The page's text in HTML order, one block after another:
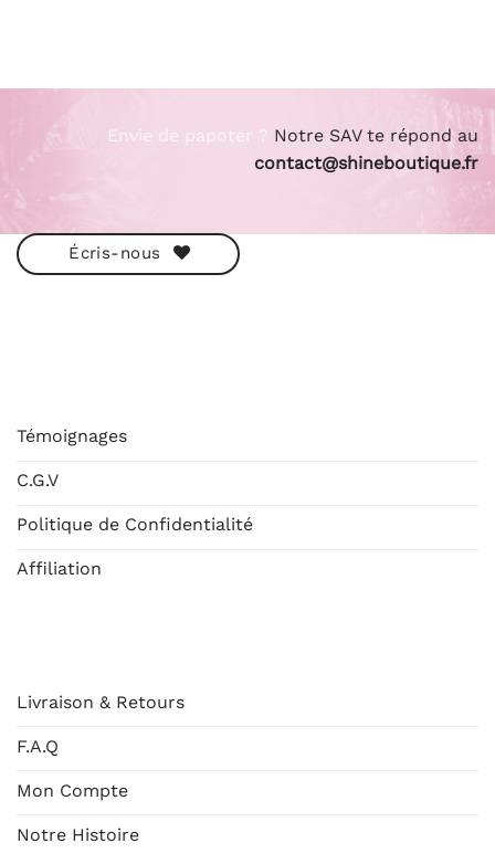
Envie de papoter ? Notre SAV te répond au
contact@shineboutique.fr
Écris-nous
Témoignages
C.G.V
Politique de Confidentialité
Affiliation
Livraison & Retours
F.A.Q
Mon Compte
Notre Histoire